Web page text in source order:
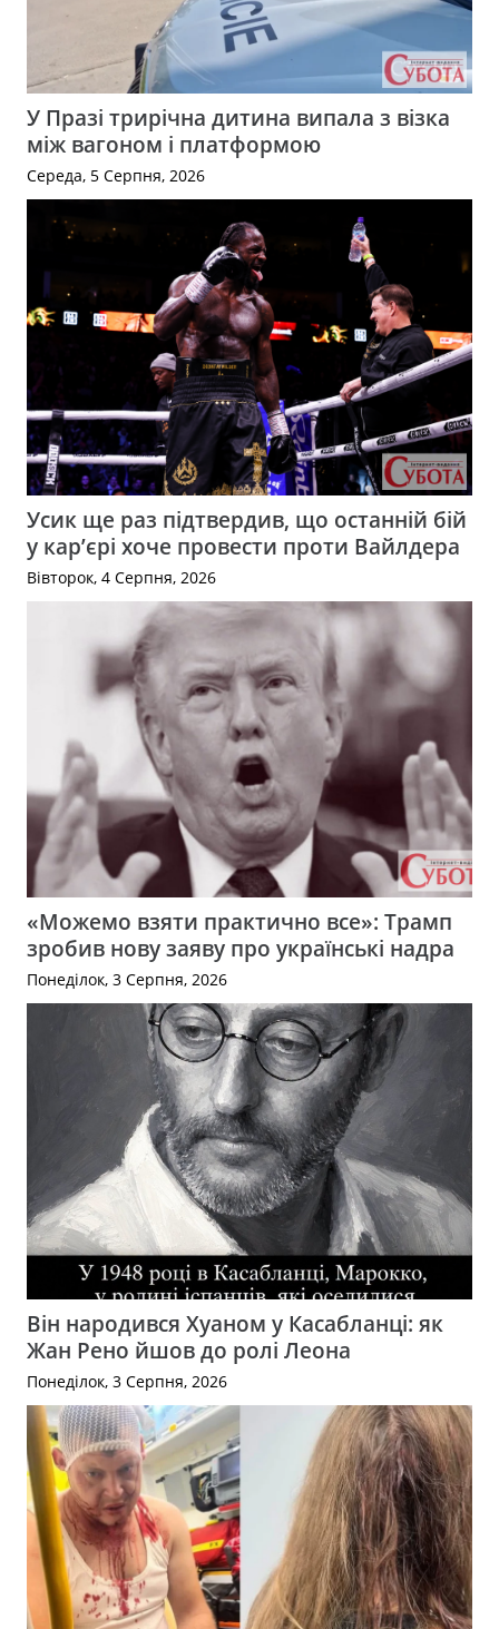
У Празі трирічна дитина випала з візка
між вагоном і платформою
Середа, 5 Серпня, 2026
Усик ще раз підтвердив, що останній бій
у кар’єрі хоче провести проти Вайлдера
Вівторок, 4 Серпня, 2026
«Можемо взяти практично все»: Трамп
зробив нову заяву про українські надра
Понеділок, 3 Серпня, 2026
Він народився Хуаном у Касабланці: як
Жан Рено йшов до ролі Леона
Понеділок, 3 Серпня, 2026